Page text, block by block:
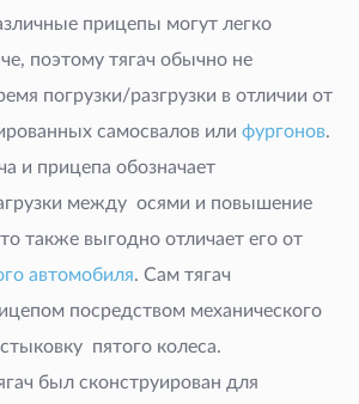
прицепы могут легко
поэтому тягач обычно не
погрузки/разгрузки в отличии от
самосвалов или фургонов.
и прицепа обозначает
между осями и повышение
также выгодно отличает его от
автомобиля. Сам тягач
посредством механического
пятого колеса.
был сконструирован для